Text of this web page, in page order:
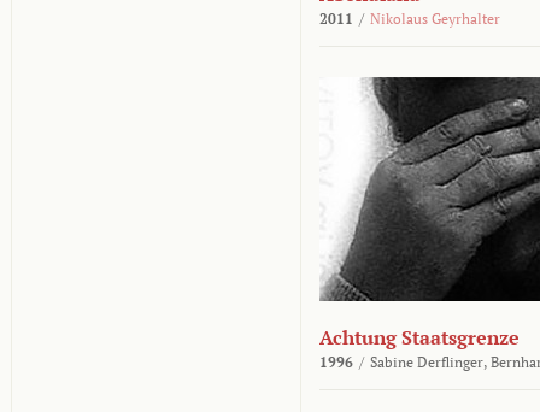
2011 / Nikolaus Geyrhalter
Achtung Staatsgrenze
1996 / Sabine Derflinger,